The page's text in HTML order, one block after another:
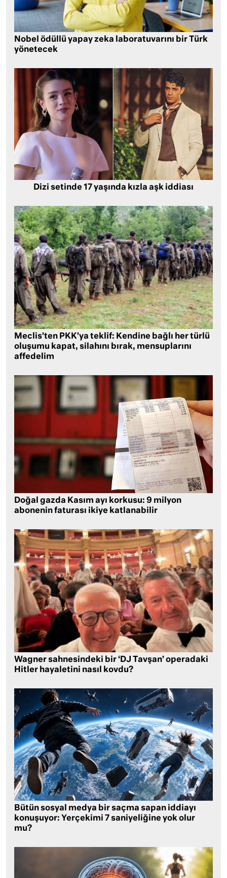
Nobel ödüllü yapay zeka laboratuvarını bir Türk
yönetecek
Dizi setinde 17 yaşında kızla aşk iddiası
Meclis’ten PKK’ya teklif: Kendine bağlı her türlü
oluşumu kapat, silahını bırak, mensuplarını
affedelim
Doğal gazda Kasım ayı korkusu: 9 milyon
abonenin faturası ikiye katlanabilir
Wagner sahnesindeki bir ‘DJ Tavşan’ operadaki
Hitler hayaletini nasıl kovdu?
Bütün sosyal medya bir saçma sapan iddiayı
konuşuyor: Yerçekimi 7 saniyeliğine yok olur
mu?